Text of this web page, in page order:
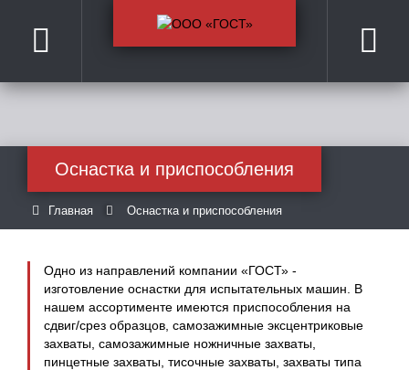
Оснастка и приспособления
Главная Оснастка и приспособления
Одно из направлений компании «ГОСТ» -
изготовление оснастки для испытательных машин. В
нашем ассортименте имеются приспособления на
сдвиг/срез образцов, самозажимные эксцентриковые
захваты, самозажимные ножничные захваты,
пинцетные захваты, тисочные захваты, захваты типа